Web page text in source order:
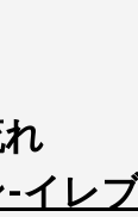
-イレ